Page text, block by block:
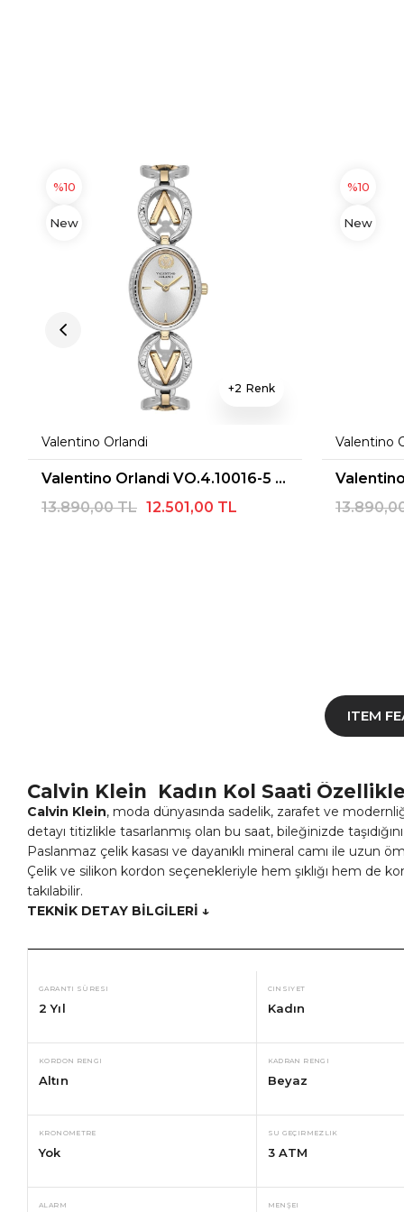
2
Valentino Orlandi
Valentino Orlandi VO.4.10016-5 Kadın Kol Saati
12.501,00 TL
13.890,00 TL
%10
New
Valentino
%10
New
ITEM
Calvin Klein Kadın Kol Saati
Calvin Klein, moda dünyasında sadelik, zarafet ve
detayı titizlikle tasarlanmış olan bu saat, bileğinizde
Paslanmaz çelik kasası ve dayanıklı mineral camı ile uzun
Çelik ve silikon kordon seçenekleriyle hem şıklığı hem de
takılabilir.
TEKNİK DETAY BİLGİLERİ ↓
GARANTI SÜRESI
2 Yıl
CINSIYET
Kadın
KORDON RENGI
Altın
KADRAN RENGI
Beyaz
KRONOMETRE
Yok
SU GEÇIRMEZLIK
3 ATM
ALARM MENŞEI